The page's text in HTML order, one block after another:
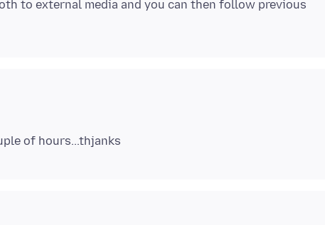
to external media and you can then follow previous